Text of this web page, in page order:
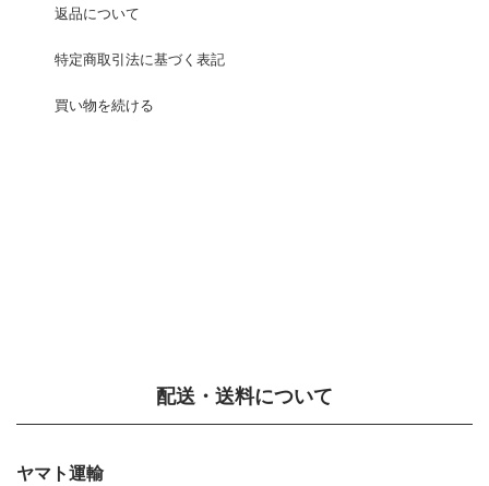
返品について
特定商取引法に基づく表記
買い物を続ける
配送・送料について
ヤマト運輸